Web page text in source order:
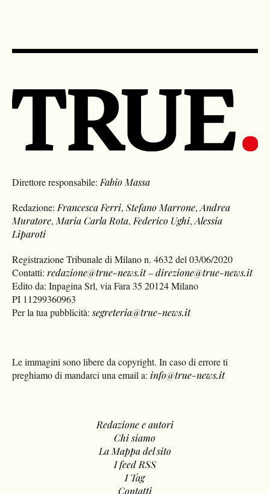
Direttore responsabile: Fabio Massa
Redazione: Francesca Ferri,Stefano Marrone,Andrea
Muratore, Maria Carla Rota, Federico Ughi,Alessia
Liparoti
Registrazione Tribunale di Milano n. 4632 del 03/06/2020
Contatti:redazione@true-news.it–direzione@true-news.it
Edito da: Inpagina Srl, via Fara 35 20124 Milano
PI 11299360963
Per la tua pubblicità:segreteria@true-news.it
Le immagini sono libere da copyright. In caso di errore ti
preghiamo di mandarci una email a: info@true-news.it
Redazione e autori
Chi siamo
La Mappa del sito
I feed RSS
I Tag
Contatti